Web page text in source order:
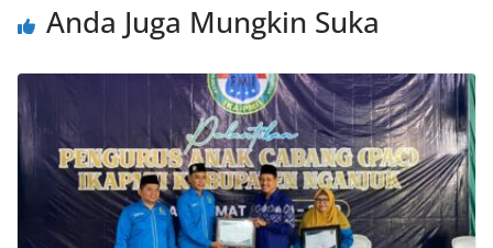
Anda Juga Mungkin Suka